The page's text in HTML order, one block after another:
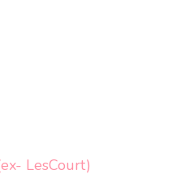
LesCourt)